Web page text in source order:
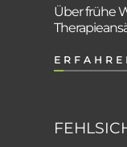
Über frühe